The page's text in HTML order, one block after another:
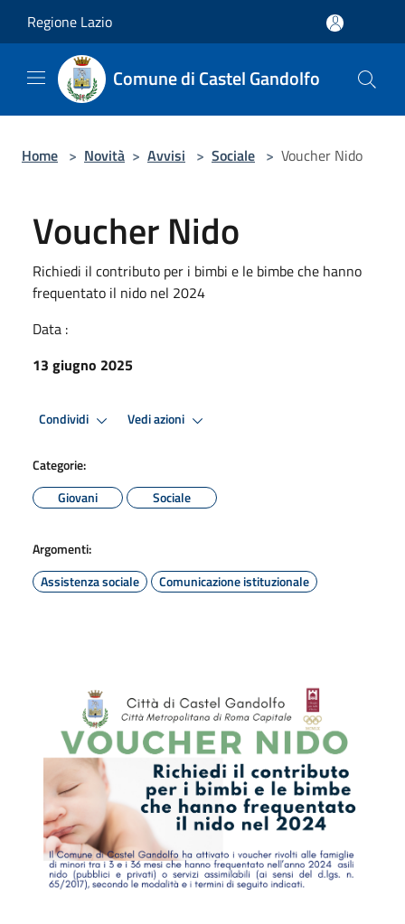
Regione Lazio
Comune di Castel Gandolfo
Home > Novità > Avvisi > Sociale > Voucher Nido
Voucher Nido
Richiedi il contributo per i bimbi e le bimbe che hanno
frequentato il nido nel 2024
Data :
13 giugno 2025
Condividi Vedi azioni
Categorie:
Giovani
Sociale
Argomenti:
Assistenza sociale
Comunicazione istituzionale